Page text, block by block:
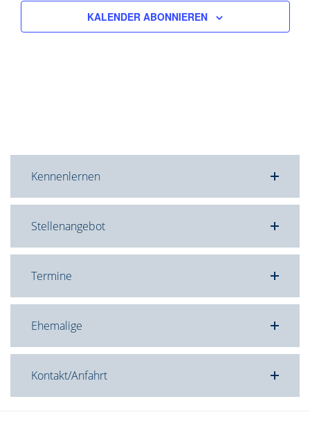
KALENDER ABONNIEREN
Kennenlernen
Stellenangebot
Termine
Ehemalige
Kontakt/Anfahrt